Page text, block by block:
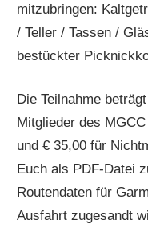
mitzubringen:
/ Teller / Tassen /
bestückter
Die Teilnahme
Mitglieder des
und € 35,00 für
Euch als PDF-Datei
Routendaten für
Ausfahrt zugesandt